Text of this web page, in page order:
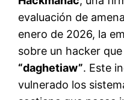
evaluación de
enero de 2026, la
sobre un hacker
“daghetiaw”. Este
vulnerado los